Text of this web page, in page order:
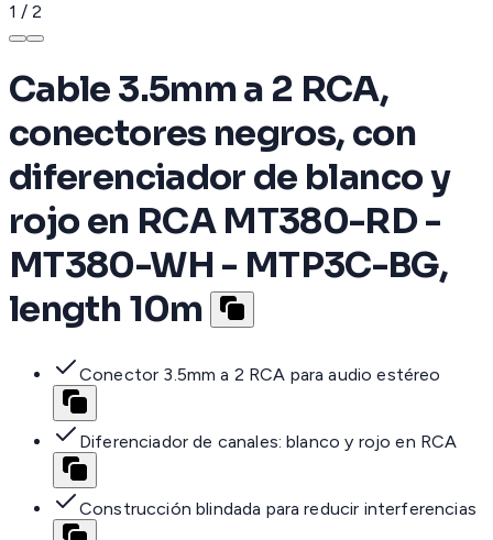
1 / 2
Cable 3.5mm a 2 RCA,
conectores negros, con
diferenciador de blanco y
rojo en RCA MT380-RD -
MT380-WH - MTP3C-BG,
length 10m
Conector 3.5mm a 2 RCA para audio estéreo
Diferenciador de canales: blanco y rojo en RCA
Construcción blindada para reducir interferencias